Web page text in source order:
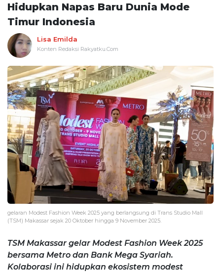
Hidupkan Napas Baru Dunia Mode
Timur Indonesia
Lisa Emilda
Konten Redaksi Rakyatku.Com
gelaran Modest Fashion Week 2025 yang berlangsung di Trans Studio Mall
(TSM) Makassar sejak 20 Oktober hingga 9 November 2025.
TSM Makassar gelar Modest Fashion Week 2025
bersama Metro dan Bank Mega Syariah.
Kolaborasi ini hidupkan ekosistem modest